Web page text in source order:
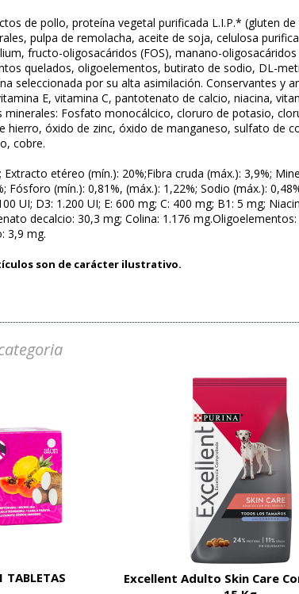
de pollo, proteína vegetal purificada L.I.P.* (gluten
pulpa de remolacha, aceite de soja, celulosa
fructo-oligosacáridos (FOS), manano-
quelados, oligoelementos, butirato de sodio, DL-
seleccionada por su alta asimilación. Conservantes y
E, vitamina C, pantotenato de calcio, niacina,
minerales: Fosfato monocálcico, cloruro de potasio,
hierro, óxido de zinc, óxido de manganeso, sulfato de
cobre.
etéreo (mín.): 20%;Fibra cruda (máx.): 3,9%;
Fósforo (mín.): 0,81%, (máx.): 1,22%; Sodio (máx.):
UI; D3: 1.200 UI; E: 600 mg; C: 400 mg; B1: 5 mg;
decalcio: 30,3 mg; Colina: 1.176
3,9 mg.
son de carácter ilustrativo.
TABLETAS
Excellent Adulto Skin Care